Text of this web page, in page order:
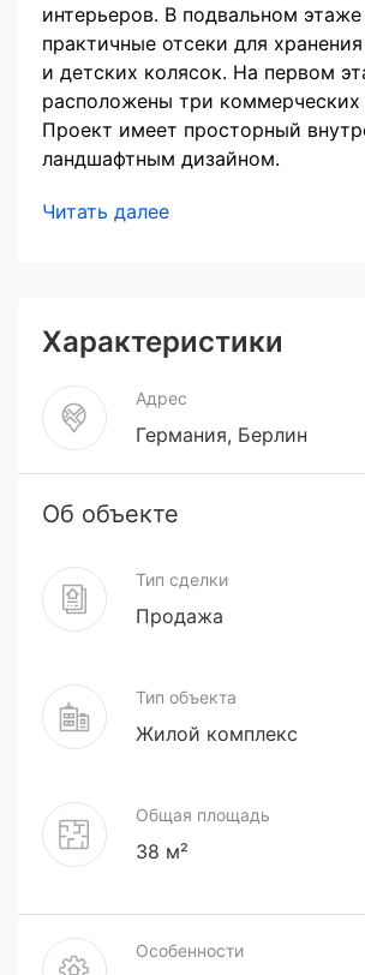
интерьеров. В подвальном
практичные отсеки для
и детских колясок. На первом
расположены три
Проект имеет просторный
ландшафтным дизайном.
Читать далее
Характеристики
Адрес
Германия, Берлин
Об объекте
Тип сделки
Продажа
Тип объекта
Жилой комплекс
Общая площадь
38 м²
Особенности